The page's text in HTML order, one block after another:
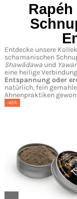
Entdecke unsere
schamanischen
Shawãdawa und
eine heilige
Entspannung oder
natürlich, fein
Ahnenpraktiken
-40%